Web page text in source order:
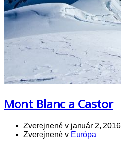
Mont Blanc a Castor
Zverejnené v január 2, 2016
Zverejnené v Európa